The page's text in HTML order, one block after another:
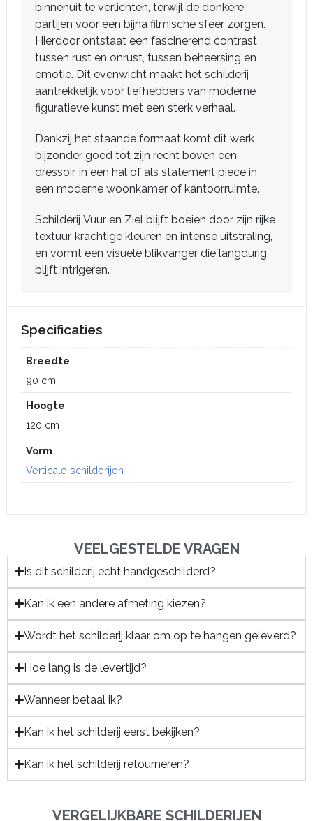
binnenuit te verlichten, terwijl de donkere
partijen voor een bijna filmische sfeer zorgen.
Hierdoor ontstaat een fascinerend contrast
tussen rust en onrust, tussen beheersing en
emotie. Dit evenwicht maakt het schilderij
aantrekkelijk voor liefhebbers van moderne
figuratieve kunst met een sterk verhaal.
Dankzij het staande formaat komt dit werk
bijzonder goed tot zijn recht boven een
dressoir, in een hal of als statement piece in
een moderne woonkamer of kantoorruimte.
Schilderij Vuur en Ziel blijft boeien door zijn rijke
textuur, krachtige kleuren en intense uitstraling,
en vormt een visuele blikvanger die langdurig
blijft intrigeren.
Specificaties
Breedte
90 cm
Hoogte
120 cm
Vorm
Verticale schilderijen
VEELGESTELDE VRAGEN
Is dit schilderij echt handgeschilderd?
Kan ik een andere afmeting kiezen?
Wordt het schilderij klaar om op te hangen geleverd?
Hoe lang is de levertijd?
Wanneer betaal ik?
Kan ik het schilderij eerst bekijken?
Kan ik het schilderij retourneren?
VERGELIJKBARE SCHILDERIJEN